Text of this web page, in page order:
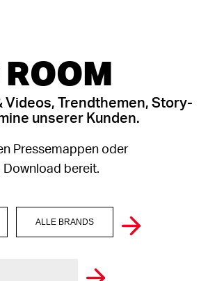
Videos, Trendthemen, Story-
unserer Kunden.
Pressemappen oder
Download bereit.
ALLE BRANDS